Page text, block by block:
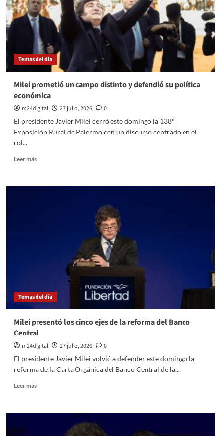
embajador
tras
dichos
de
Milei
Temas del dia
Milei prometió un campo distinto y defendió su política
económica
m24digital 27 julio, 2026
0
El presidente Javier Milei cerró este domingo la 138°
Exposición Rural de Palermo con un discurso centrado en el
rol...
Leer másLeer
Milei
Temas del dia
Milei presentó los cinco ejes de la reforma del Banco
Central
m24digital 27 julio, 2026
0
El presidente Javier Milei volvió a defender este domingo la
reforma de la Carta Orgánica del Banco Central de la...
Leer másLeer
Milei